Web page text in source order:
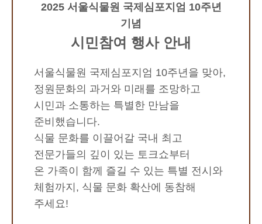
2025 서울식물원 국제심포지엄 10주년
기념
시민참여 행사 안내
서울식물원 국제심포지엄 10주년을 맞아,
정원문화의 과거와 미래를 조망하고
시민과 소통하는 특별한 만남을
준비했습니다.
식물 문화를 이끌어갈 국내 최고
전문가들의 깊이 있는 토크쇼부터
온 가족이 함께 즐길 수 있는 특별 전시와
체험까지, 식물 문화 확산에 동참해
주세요!